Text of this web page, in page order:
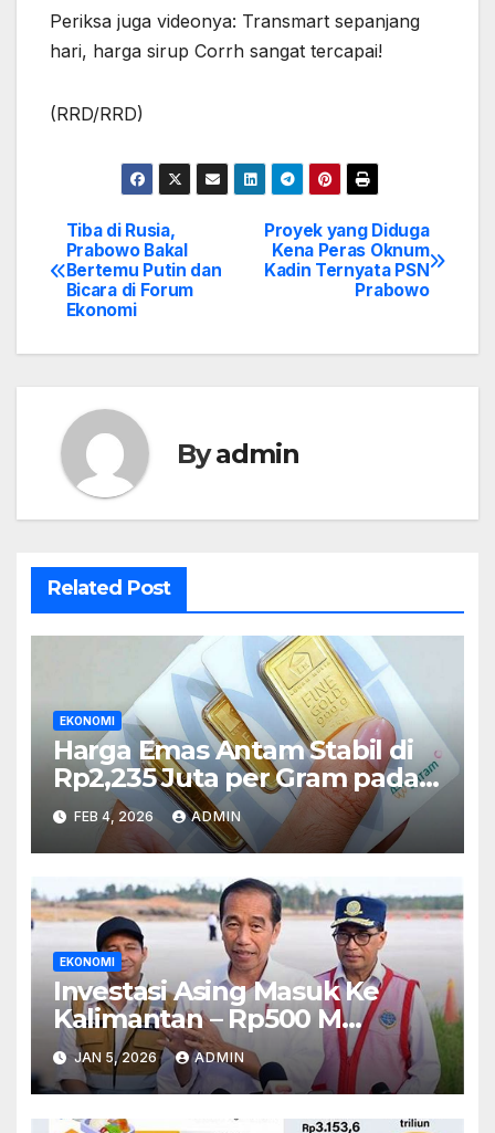
Periksa juga videonya: Transmart sepanjang
hari, harga sirup Corrh sangat tercapai!
(RRD/RRD)
Post
navigation
Proyek yang Diduga
Kena Peras Oknum
Kadin Ternyata PSN
Prabowo
Tiba di Rusia,
Prabowo Bakal
Bertemu Putin dan
Bicara di Forum
Ekonomi
Byadmin
Related Post
EKONOMI
Harga Emas Antam Stabil di
Rp2,235 Juta per Gram pada
Jumat Ini
FEB 4, 2026 ADMIN
EKONOMI
Investasi Asing Masuk Ke
Kalimantan – Rp500 M
Disiapkan Untuk Proyek
Energi Hijau
JAN 5, 2026 ADMIN